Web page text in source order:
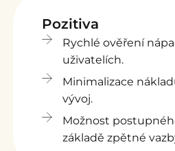
Pozitiva
Rychlé ověření
uživatelích.
Minimalizace
vývoj.
Možnost
základě zpětné